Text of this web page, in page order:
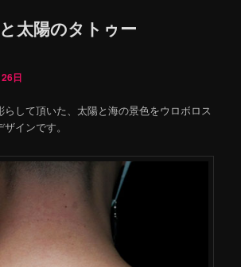
太陽のタトゥー
日
して頂いた、太陽と海の景色をウロボロス
インです。